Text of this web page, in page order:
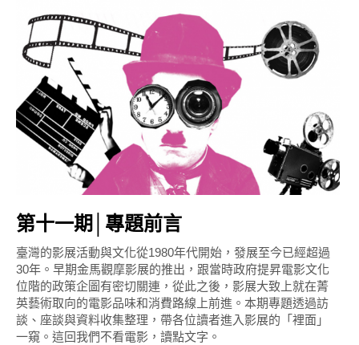
第十一期│專題前言
臺灣的影展活動與文化從1980年代開始，發展至今已經超過
30年。早期金馬觀摩影展的推出，跟當時政府提昇電影文化
位階的政策企圖有密切關連，從此之後，影展大致上就在菁
英藝術取向的電影品味和消費路線上前進。本期專題透過訪
談、座談與資料收集整理，帶各位讀者進入影展的「裡面」
一窺。這回我們不看電影，讀點文字。